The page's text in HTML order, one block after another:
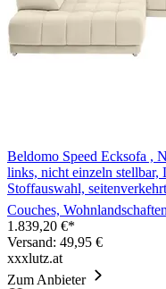
Beldomo Speed Ecksofa ,
links, nicht einzeln stellbar,
Stoffauswahl,
Couches,
1.839,20 €*
Versand: 49,95 €
xxxlutz.at
Zum Anbieter